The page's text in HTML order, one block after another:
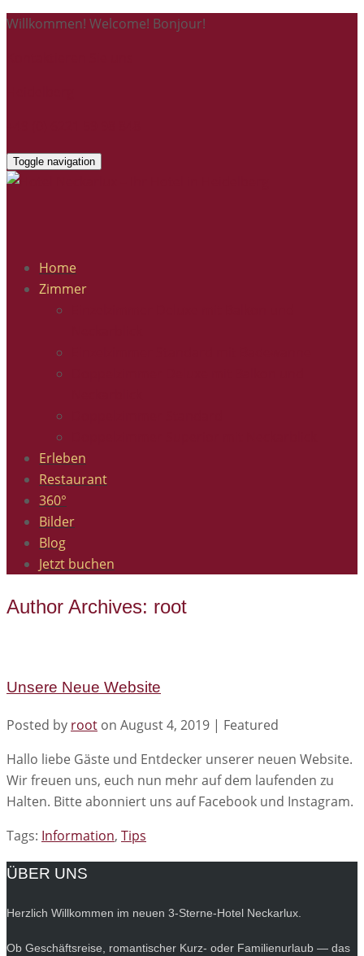
Willkommen! Welcome! Bonjour!
Toggle navigation
Home
Zimmer
Erleben
Restaurant
360°
Bilder
Blog
Jetzt buchen
Author Archives: root
Unsere Neue Website
Posted by root on August 4, 2019 | Featured
Hallo liebe Gäste und Entdecker unserer neuen Website.
Wir freuen uns, euch nun mehr auf dem laufenden zu
Halten. Bitte abonniert uns auf Facebook und Instagram.
Tags: Information, Tips
ÜBER UNS
Herzlich Willkommen im neuen 3-Sterne-Hotel Neckarlux.
Ob Geschäftsreise, romantischer Kurz- oder Familienurlaub — das